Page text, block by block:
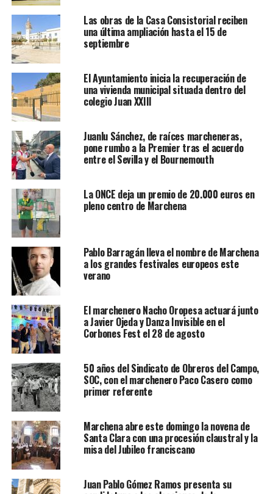
Las obras de la Casa Consistorial reciben
una última ampliación hasta el 15 de
septiembre
El Ayuntamiento inicia la recuperación de
una vivienda municipal situada dentro del
colegio Juan XXIII
Juanlu Sánchez, de raíces marcheneras,
pone rumbo a la Premier tras el acuerdo
entre el Sevilla y el Bournemouth
La ONCE deja un premio de 20.000 euros en
pleno centro de Marchena
Pablo Barragán lleva el nombre de Marchena
a los grandes festivales europeos este
verano
El marchenero Nacho Oropesa actuará junto
a Javier Ojeda y Danza Invisible en el
Corbones Fest el 28 de agosto
50 años del Sindicato de Obreros del Campo,
SOC, con el marchenero Paco Casero como
primer referente
Marchena abre este domingo la novena de
Santa Clara con una procesión claustral y la
misa del Jubileo franciscano
Juan Pablo Gómez Ramos presenta su